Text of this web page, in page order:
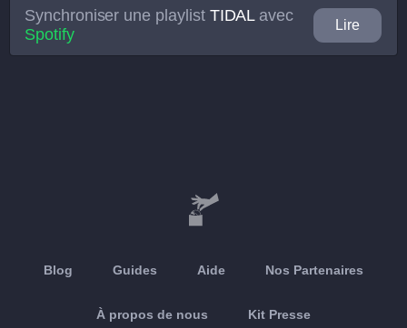
Synchroniser une playlist TIDALavec
Spotify
Lire
Blog Guides Aide Nos Partenaires
À propos de nous Kit Presse